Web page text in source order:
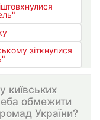
зіткнулися
київських
обмежити
України?